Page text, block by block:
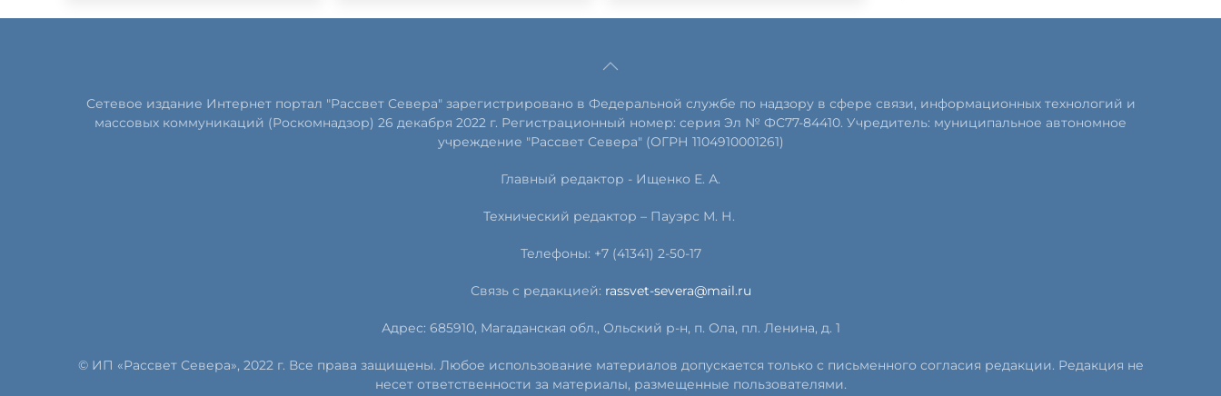
Сетевое издание Интернет портал "Рассвет Севера" зарегистрировано в Федеральной службе по надзору в сфере связи, информационных технологий и
массовых коммуникаций (Роскомнадзор) 26 декабря 2022 г. Регистрационный номер: серия Эл № ФС77-84410. Учредитель: муниципальное автономное
учреждение "Рассвет Севера" (ОГРН 1104910001261)
Главный редактор - Ищенко Е. А.
Технический редактор – Пауэрс М. Н.
Телефоны: +7 (41341) 2-50-17
Связь с редакцией: rassvet-severa@mail.ru
Адрес: 685910, Магаданская обл., Ольский р-н, п. Ола, пл. Ленина, д. 1
© ИП «Рассвет Севера», 2022 г. Все права защищены. Любое использование материалов допускается только с письменного согласия редакции. Редакция не
несет ответственности за материалы, размещенные пользователями.